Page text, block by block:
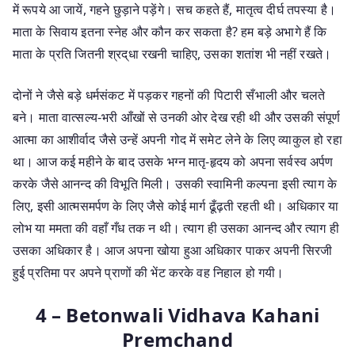
में रूपये आ जायें, गहने छुड़ाने पड़ेंगे। सच कहते हैं, मातृत्व दीर्घ तपस्या है।
माता के सिवाय इतना स्नेह और कौन कर सकता है? हम बड़े अभागे हैं कि
माता के प्रति जितनी श्रद्‌धा रखनी चाहिए, उसका शतांश भी नहीं रखते।
दोनों ने जैसे बड़े धर्मसंकट में पड़कर गहनों की पिटारी सँभाली और चलते
बने। माता वात्सल्य-भरी आँखों से उनकी ओर देख रही थी और उसकी संपूर्ण
आत्मा का आशीर्वाद जैसे उन्हें अपनी गोद में समेट लेने के लिए व्याकुल हो रहा
था। आज कई महीने के बाद उसके भग्न मातृ-हृदय को अपना सर्वस्व अर्पण
करके जैसे आनन्द की विभूति मिली। उसकी स्वामिनी कल्पना इसी त्याग के
लिए, इसी आत्मसमर्पण के लिए जैसे कोई मार्ग ढूँढ़ती रहती थी। अधिकार या
लोभ या ममता की वहाँ गँध तक न थी। त्याग ही उसका आनन्द और त्याग ही
उसका अधिकार है। आज अपना खोया हुआ अधिकार पाकर अपनी सिरजी
हुई प्रतिमा पर अपने प्राणों की भेंट करके वह निहाल हो गयी।
4 – Betonwali Vidhava Kahani
Premchand